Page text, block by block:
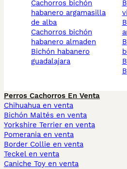
cachorros bichón
habanero argamasilla
de alba
cachorros bichón
habanero almaden
bichón habanero
guadalajara
bichón habanero el
bichón habanero
bichón habanero
Perros Cachorros En Venta
Chihuahua en venta
Bichón Maltés en venta
Yorkshire Terrier en venta
Pomerania en venta
Border Collie en venta
Teckel en venta
Caniche Toy en venta